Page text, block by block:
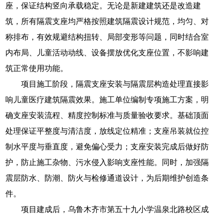
座，保证结构竖向承载稳定。无论是新建建筑还是改造建
筑，所有隔震支座均严格按照建筑隔震设计规范，均匀、对
称排布，有效规避结构扭转、局部变形等问题，同时结合室
内布局、儿童活动动线、设备摆放优化支座位置，不影响建
筑正常使用功能。
项目施工阶段，隔震支座安装与隔震层构造处理直接影
响儿童医疗建筑隔震效果。施工单位编制专项施工方案，明
确支座安装流程、精度控制标准与质量验收要求。基础顶面
处理保证平整度与清洁度，放线定位精准；支座吊装就位控
制水平度与垂直度，避免偏心受力；支座安装完成后做好防
护，防止施工杂物、污水侵入影响支座性能。同时，加强隔
震层防水、防潮、防火与检修通道设计，为后期维护创造条
件。
项目建成后，乌鲁木齐市第五十九小学温泉北路校区成